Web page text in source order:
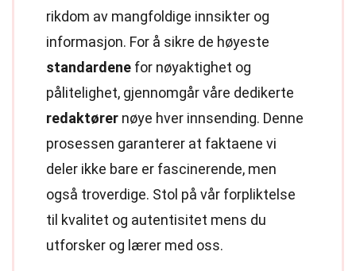
rikdom av mangfoldige innsikter og
informasjon. For å sikre de høyeste
standardene for nøyaktighet og
pålitelighet, gjennomgår våre dedikerte
redaktører nøye hver innsending. Denne
prosessen garanterer at faktaene vi
deler ikke bare er fascinerende, men
også troverdige. Stol på vår forpliktelse
til kvalitet og autentisitet mens du
utforsker og lærer med oss.